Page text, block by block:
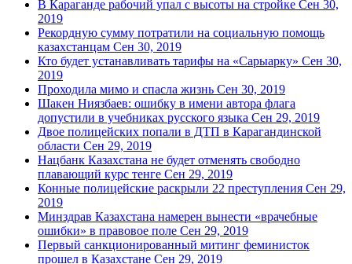
В Караганде рабочий упал с высоты на стройке Сен 30,
2019
Рекордную сумму потратили на социальную помощь
казахстанцам Сен 30, 2019
Кто будет устанавливать тарифы на «Сарыарку» Сен 30,
2019
Проходила мимо и спасла жизнь Сен 30, 2019
Шакен Ниязбаев: ошибку в имени автора флага
допустили в учебниках русского языка Сен 29, 2019
Двое полицейских попали в ДТП в Карагандинской
области Сен 29, 2019
Нацбанк Казахстана не будет отменять свободно
плавающий курс тенге Сен 29, 2019
Конные полицейские раскрыли 22 преступления Сен 29,
2019
Минздрав Казахстана намерен вынести «врачебные
ошибки» в правовое поле Сен 29, 2019
Первый санкционированный митинг феминисток
прошел в Казахстане Сен 29, 2019